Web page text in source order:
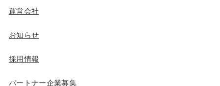
運営会社
お知らせ
採用情報
パートナー企業募集